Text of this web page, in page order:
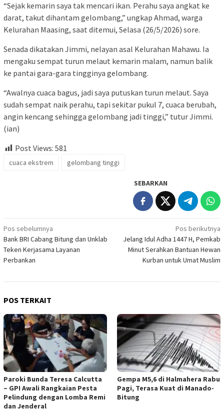
“Sejak kemarin saya tak mencari ikan. Perahu saya angkat ke
darat, takut dihantam gelombang,” ungkap Ahmad, warga
Kelurahan Maasing, saat ditemui, Selasa (26/5/2026) sore.
Senada dikatakan Jimmi, nelayan asal Kelurahan Mahawu. Ia
mengaku sempat turun melaut kemarin malam, namun balik
ke pantai gara-gara tingginya gelombang.
“Awalnya cuaca bagus, jadi saya putuskan turun melaut. Saya
sudah sempat naik perahu, tapi sekitar pukul 7, cuaca berubah,
angin kencang sehingga gelombang jadi tinggi,” tutur Jimmi.
(ian)
Post Views: 581
cuaca ekstrem gelombang tinggi
SEBARKAN
Navigasi
pos
Pos sebelumnya
Bank BRI Cabang Bitung dan Unklab
Teken Kerjasama Layanan
Perbankan
Pos berikutnya
Jelang Idul Adha 1447 H, Pemkab
Minut Serahkan Bantuan Hewan
Kurban untuk Umat Muslim
POS TERKAIT
Paroki Bunda Teresa Calcutta
– GPI Awali Rangkaian Pesta
Pelindung dengan Lomba Remi
dan Jenderal
Gempa M5,6 di Halmahera Rabu
Pagi, Terasa Kuat di Manado-
Bitung